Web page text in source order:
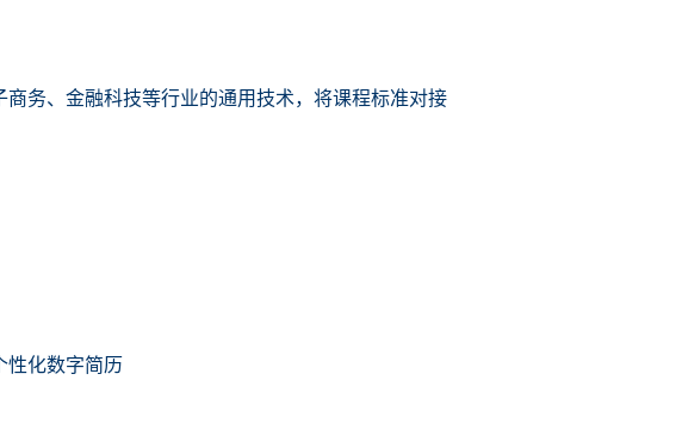
务、金融科技等行业的通用技术，将课程标准对接
性化数字简历